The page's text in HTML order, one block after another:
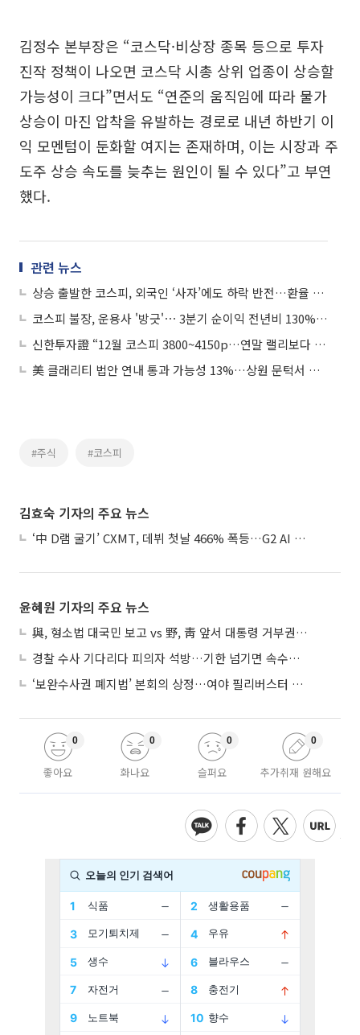
김정수 본부장은 “코스닥·비상장 종목 등으로 투자
진작 정책이 나오면 코스닥 시총 상위 업종이 상승할
가능성이 크다”면서도 “연준의 움직임에 따라 물가
상승이 마진 압착을 유발하는 경로로 내년 하반기 이
익 모멘텀이 둔화할 여지는 존재하며, 이는 시장과 주
도주 상승 속도를 늦추는 원인이 될 수 있다”고 부연
했다.
관련 뉴스
상승 출발한 코스피, 외국인 ‘사자’에도 하락 반전…환율 3.60원↓
코스피 불장, 운용사 '방긋'⋯ 3분기 순이익 전년비 130% 급증
신한투자證 “12월 코스피 3800~4150p…연말 랠리보다 실적 대비 점검”
美 클래리티 법안 연내 통과 가능성 13%…상원 문턱서 제동
#주식 #코스피
김효숙 기자의 주요 뉴스
‘中 D램 굴기’ CXMT, 데뷔 첫날 466% 폭등…G2 AI 패권 ‘쩐의 전쟁’
윤혜원 기자의 주요 뉴스
與, 형소법 대국민 보고 vs 野, 靑 앞서 대통령 거부권 촉구
경찰 수사 기다리다 피의자 석방…기한 넘기면 속수무책
‘보완수사권 폐지법’ 본회의 상정…여야 필리버스터 대치
좋아요
0
화나요
0
슬퍼요
0
추가취재 원해요
0